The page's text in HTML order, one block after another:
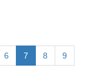
6 7 8 9